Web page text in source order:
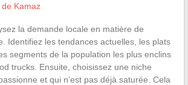
Kamaz
la demande locale en matière de
Identifiez les tendances actuelles, les plats
segments de la population les plus enclins
trucks. Ensuite, choisissez une niche
et qui n’est pas déjà saturée. Cela